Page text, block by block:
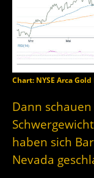
Chart: NYSE Arca
Dann
haben sich
Nevada